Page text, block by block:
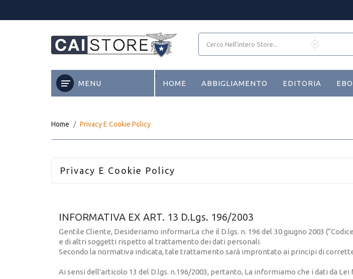
MENU
.
HOME ABBIGLIAMENTO EDITORIA
Home Privacy E Cookie Policy
Privacy E Cookie Policy
INFORMATIVA EX ART. 13 D.Lgs. 196/2003
Gentile Cliente, Desideriamo informarLa che il D.lgs. n. 196 del 30 giugno 2003
e di altri soggetti rispetto al trattamento dei dati personali.
Secondo la normativa indicata, tale trattamento sarà improntato ai principi di
Ai sensi dell'articolo 13 del D.lgs. n.196/2003, pertanto, La informiamo che i dati da